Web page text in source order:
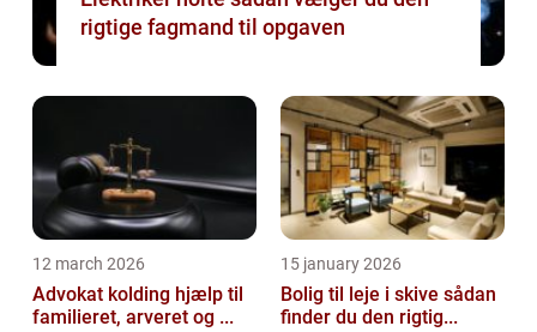
rigtige fagmand til opgaven
12 march 2026
Advokat kolding hjælp til
familieret, arveret og ...
15 january 2026
Bolig til leje i skive sådan
finder du den rigtig...